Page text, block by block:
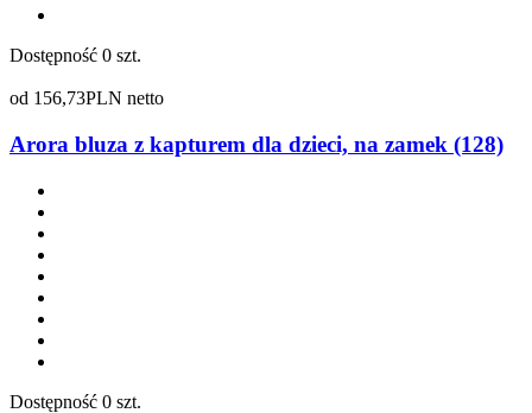
Dostępność 0 szt.
od 156,73PLN netto
Arora bluza z kapturem dla dzieci, na zamek (128)
Dostępność 0 szt.